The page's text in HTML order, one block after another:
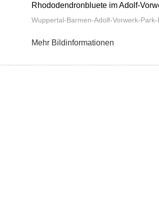
Rhododendronbluete im Adolf-
Wuppertal-Barmen-Adolf-Vorwerk-
Mehr Bildinformationen